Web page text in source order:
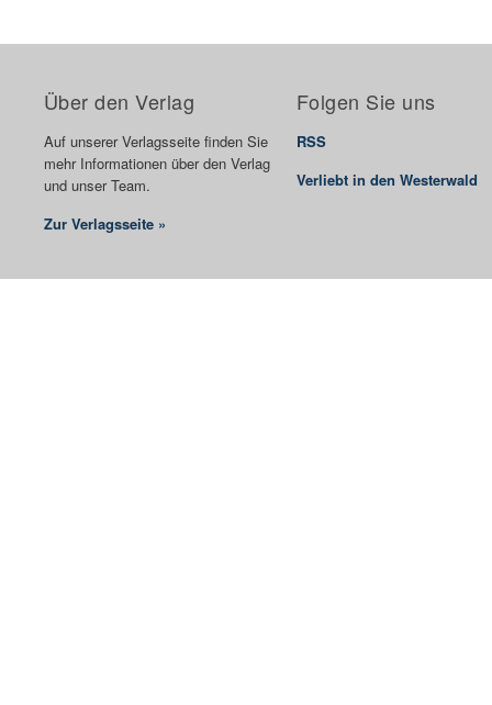
Über den Verlag
Auf unserer Verlagsseite finden Sie
mehr Informationen über den Verlag
und unser Team.
Zur Verlagsseite »
Folgen Sie uns
RSS
Verliebt in den Westerwald